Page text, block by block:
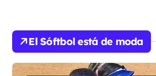
El Sóftbol está de moda